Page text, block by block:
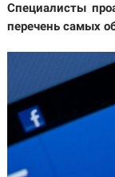
Специалисты
перечень самых